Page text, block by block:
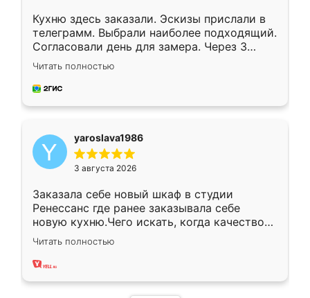
Кухню здесь заказали. Эскизы прислали в
телеграмм. Выбрали наиболее подходящий.
Согласовали день для замера. Через 3
недели кухня была уже готова. Остались
довольны работой. Спасибо Ренессанс
мебель за качественную работу!
Читать полностью
yaroslava1986
3 августа 2026
Заказала себе новый шкаф в студии
Ренессанс где ранее заказывала себе
новую кухню.Чего искать, когда качеством
вполне довольна. Служит кухня уже почти
два года, нареканий нет.
Читать полностью